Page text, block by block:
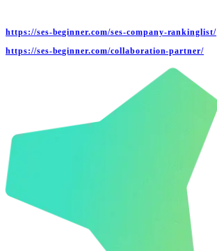
https://ses-beginner.com/ses-company-rankinglist/
https://ses-beginner.com/collaboration-partner/